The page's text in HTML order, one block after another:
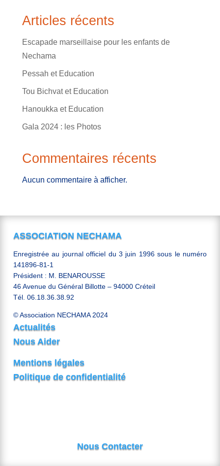
Articles récents
Escapade marseillaise pour les enfants de
Nechama
Pessah et Education
Tou Bichvat et Education
Hanoukka et Education
Gala 2024 : les Photos
Commentaires récents
Aucun commentaire à afficher.
ASSOCIATION NECHAMA
Enregistrée au journal officiel du 3 juin 1996 sous le numéro
141896-81-1
Président : M. BENAROUSSE
46 Avenue du Général Billotte – 94000 Créteil
Tél. 06.18.36.38.92
© Association NECHAMA 2024
Actualités
Nous Aider
Mentions légales
Politique de confidentialité
Nous Contacter